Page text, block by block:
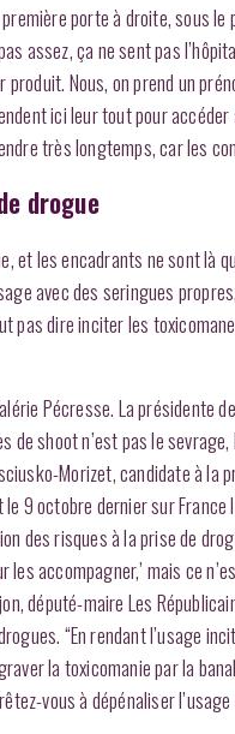
porte à droite, sous le
assez, ça ne sent pas
Nous, on prend un
ici leur tout pour
très longtemps, car les
drogue
et les encadrants ne sont là
avec des seringues
pas dire inciter les
Pécresse. La présidente
shoot n’est pas le
Morizet, candidate à
9 octobre dernier sur
des risques à la prise de
accompagner,’ mais ce
député-maire Les
“En rendant l’usage
la toxicomanie par la
vous à dépénaliser l’usage